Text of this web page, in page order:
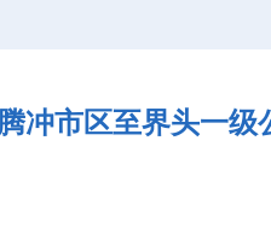
冲市区至界头一